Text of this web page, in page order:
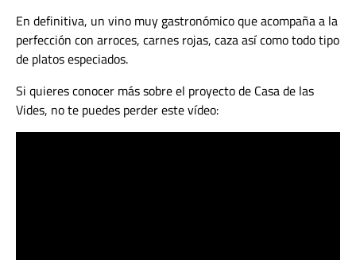
En definitiva, un vino muy gastronómico que acompaña a la
perfección con arroces, carnes rojas, caza así como todo tipo
de platos especiados.
Si quieres conocer más sobre el proyecto de Casa de las
Vides, no te puedes perder este vídeo: